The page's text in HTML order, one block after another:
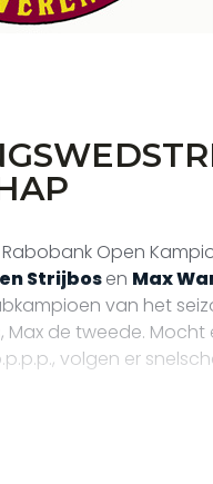
Open
Strijbosen Max
van het
de tweede. Mocht
volgen er